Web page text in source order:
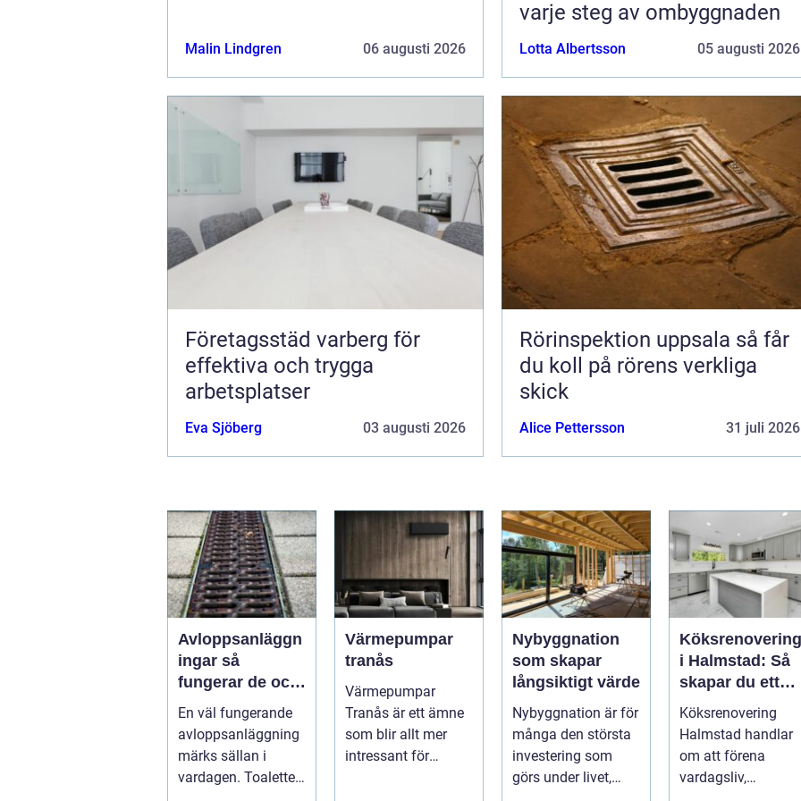
Malin Lindgren 06 augusti 2026
varje steg av ombyggnaden
Lotta Albertsson 05 augusti 2026
Företagsstäd varberg för
effektiva och trygga
arbetsplatser
Eva Sjöberg 03 augusti 2026
Rörinspektion uppsala så får
du koll på rörens verkliga
skick
Alice Pettersson 31 juli 2026
Avloppsanläggn
ingar så
fungerar de och
därför är de
viktigare än
många tror
En väl fungerande
avloppsanläggning
märks sällan i
vardagen. Toaletten
Värmepumpar
tranås
Värmepumpar
Tranås är ett ämne
som blir allt mer
intressant för
Nybyggnation
som skapar
långsiktigt värde
Nybyggnation är för
många den största
investering som
görs under livet,
Köksrenovering
i Halmstad: Så
skapar du ett
funktionellt och
trivsamt kök
Köksrenovering
Halmstad handlar
om att förena
vardagsliv,